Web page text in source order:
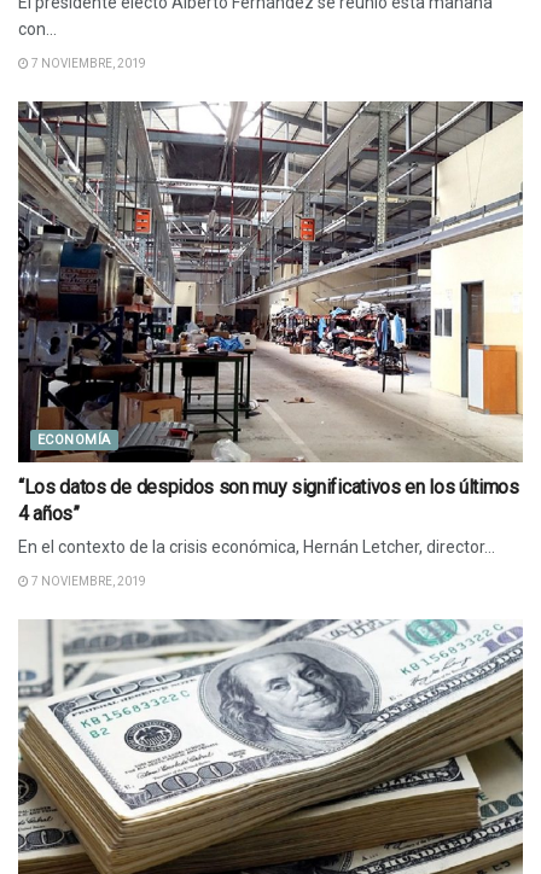
con...
7 NOVIEMBRE, 2019
ECONOMÍA
“Los datos de despidos son muy significativos en los últimos
4 años”
En el contexto de la crisis económica, Hernán Letcher, director...
7 NOVIEMBRE, 2019